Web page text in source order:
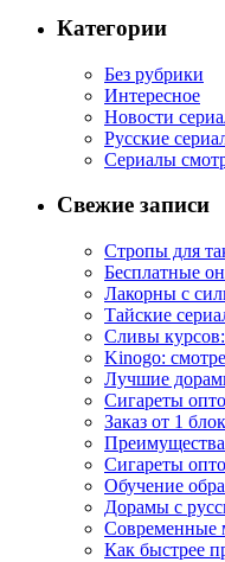
Категории
Без рубрики
Интересное
Новости
Русские
Сериалы
Свежие записи
Стропы для
Бесплатные
Лакорны с
Тайские
Сливы
Kinogo:
Лучшие
Сигареты
Заказ от 1
Сигареты
Обучение
Дорамы с
Современные
Как быстрее